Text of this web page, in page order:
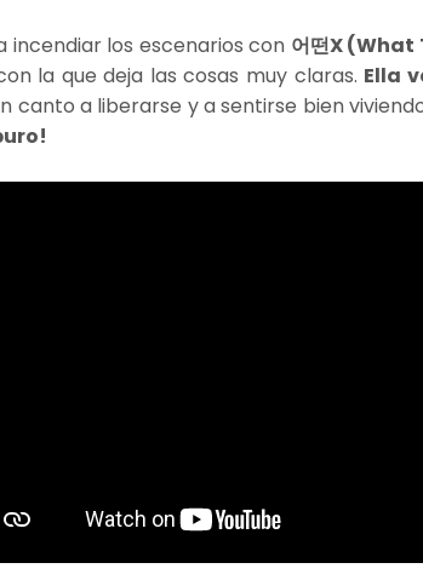
incendiar los escenarios con 어떤X (What
la que deja las cosas muy claras. Ella
canto a liberarse y a sentirse bien